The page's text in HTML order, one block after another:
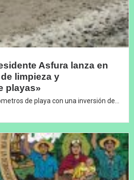
Asfura lanza en
limpieza y
playas»
de playa con una inversión de...